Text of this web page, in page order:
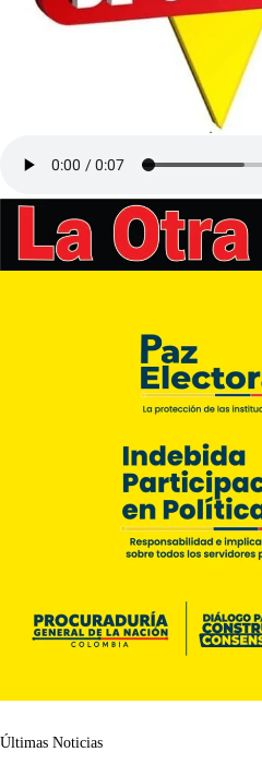
Últimas Noticias